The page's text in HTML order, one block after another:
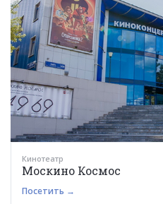
Кинотеатр
Москино Космос
Посетить →